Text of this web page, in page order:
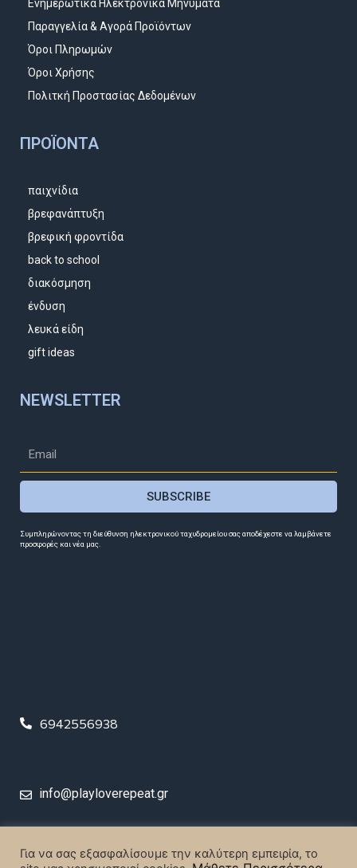
Ενημερωτικά Ηλεκτρονικά Μηνύματα
Παραγγελία & Αγορά Προϊόντων
Όροι Πληρωμών
Όροι Χρήσης
Πολιτκή Προστασίας Δεδομένων
ΠΡΟΪΌΝΤΑ
παιχνίδια
βρεφανάπτυξη
βρεφική φροντίδα
back to school
διακόσμηση
ένδυση
λευκά είδη
gift ideas
NEWSLETTER
SUBSCRIBE
Συμπληρώνοντας τη διεύθυνση ηλεκτρονικού ταχυδρομείου σας αποδέχεστε να λαμβάνετε
προσφορές και νέα μας.
6942556938
info@playloverepeat.gr
© 2023 Play Love Repeat. All rights reserved.
Για να σας εξασφαλίσουμε την καλύτερη εμπειρία, το